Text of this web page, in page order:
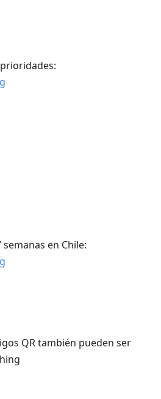
en Chile:
QR también pueden ser